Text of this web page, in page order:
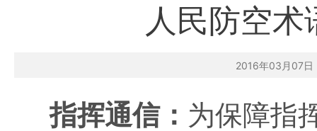
人民防空
2016年03月07
指挥通信： 为保障指